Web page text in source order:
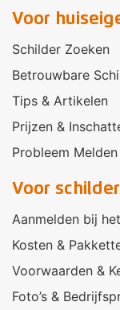
Voor
Schilder Zoeken
Betrouwbare
Tips & Artikelen
Prijzen &
Probleem
Voor
Aanmelden bij
Kosten &
Voorwaarden &
Foto’s &